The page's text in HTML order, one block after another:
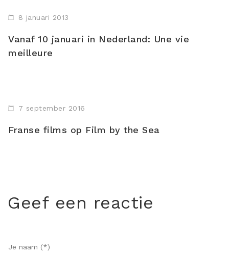
8 januari 2013
Vanaf 10 januari in Nederland: Une vie
meilleure
7 september 2016
Franse films op Film by the Sea
Geef een reactie